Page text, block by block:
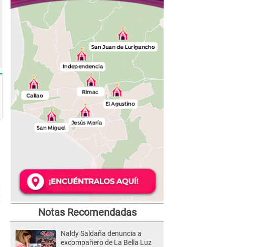
Notas Recomendadas
Naldy Saldaña denuncia a
excompañero de La Bella Luz